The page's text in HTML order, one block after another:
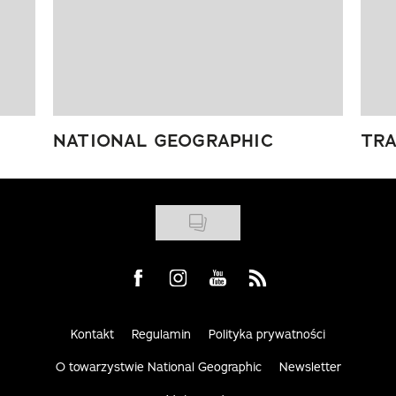
NATIONAL GEOGRAPHIC
Visit us on Facebook
Visit us on Instagram
Visit us on Youtube
Visit us on Rss
Kontakt Regulamin Polityka prywatności
O towarzystwie National Geographic Newsletter